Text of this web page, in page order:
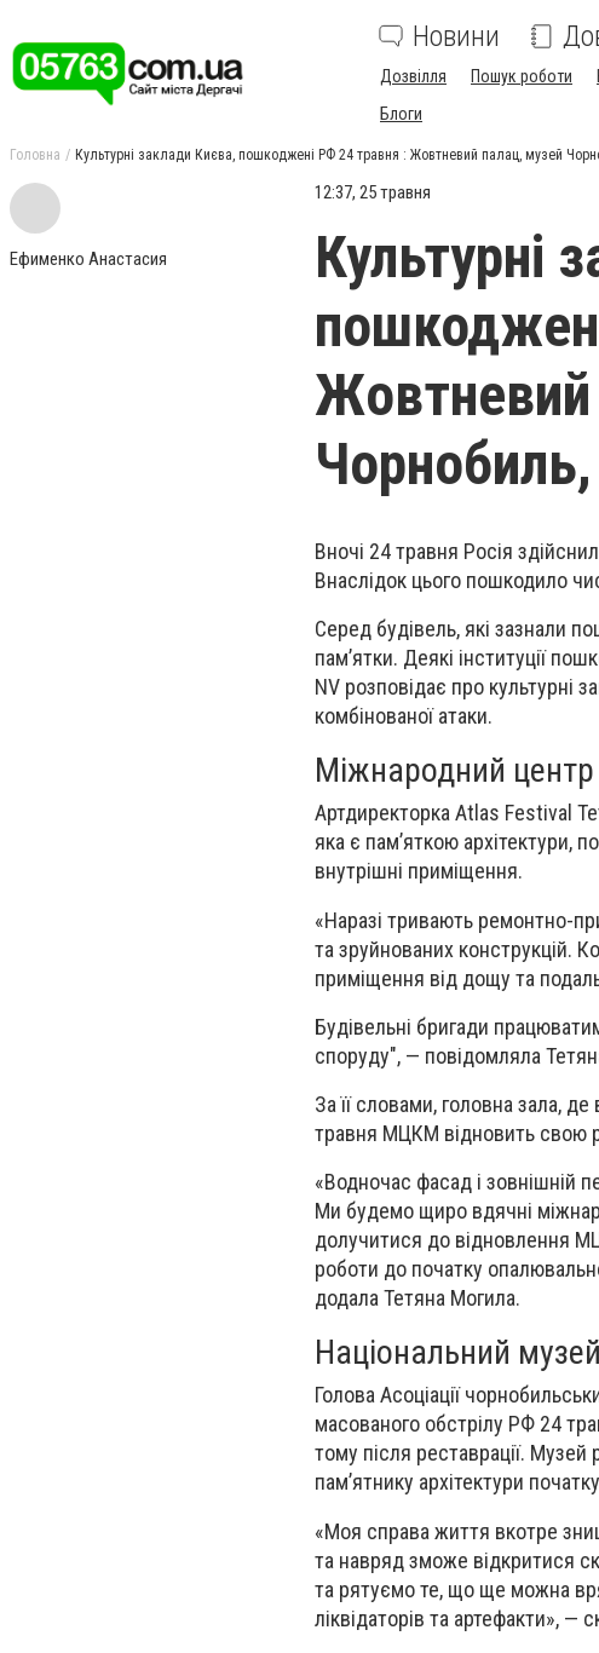
Новини
Дозвілля Пошук роботи
Блоги
Головна Культурні заклади Києва, пошкоджені РФ 24 травня : Жовтневий палац, музей
Ефименко Анастасия
12:37, 25 травня
Культурні
Вночі 24 травня Росія
Внаслідок цього пошкодило
Серед будівель, які зазнали
пам’ятки. Деякі інституції
NV розповідає про культурні
комбінованої атаки.
Міжнародний
Артдиректорка Atlas Festival
яка є пам’яткою архітектури,
внутрішні приміщення.
«Наразі тривають ремонтно-
та зруйнованих конструкцій.
приміщення від дощу та
Будівельні бригади
споруду", — повідомляла
За її словами, головна зала,
травня МЦКМ відновить свою
«Водночас фасад і зовнішній
Ми будемо щиро вдячні
долучитися до відновлення
роботи до початку
додала Тетяна Могила.
Національний
Голова Асоціації
масованого обстрілу РФ 24
тому після реставрації.
пам’ятнику архітектури
«Моя справа життя вкотре
та навряд зможе відкритися
та рятуємо те, що ще можна
ліквідаторів та артефакти», —